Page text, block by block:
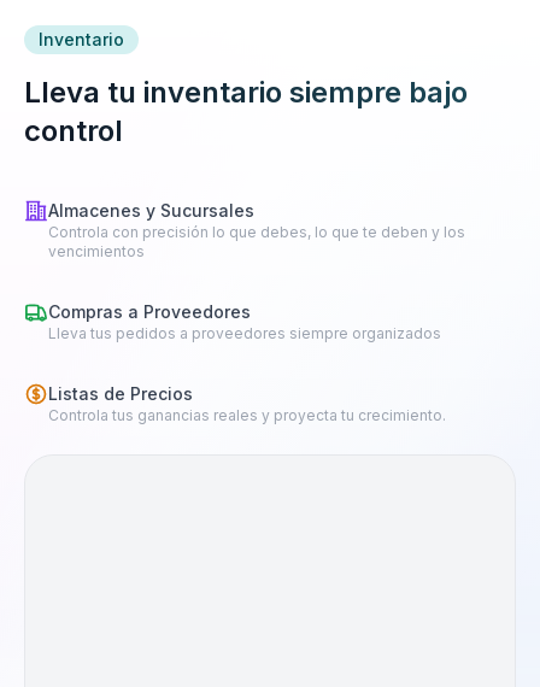
Inventario
Lleva tu inventario siempre bajo
control
Almacenes y Sucursales
Controla con precisión lo que debes, lo que te deben y los
vencimientos
Compras a Proveedores
Lleva tus pedidos a proveedores siempre organizados
Listas de Precios
Controla tus ganancias reales y proyecta tu crecimiento.